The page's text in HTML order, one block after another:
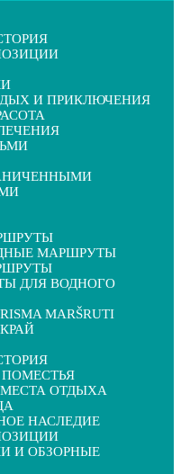
И ПРИКЛЮЧЕНИЯ
МАРШРУТЫ
ДЛЯ ВОДНОГО
MARŠRUTI
ОТДЫХА
НАСЛЕДИЕ
И ОБЗОРНЫЕ